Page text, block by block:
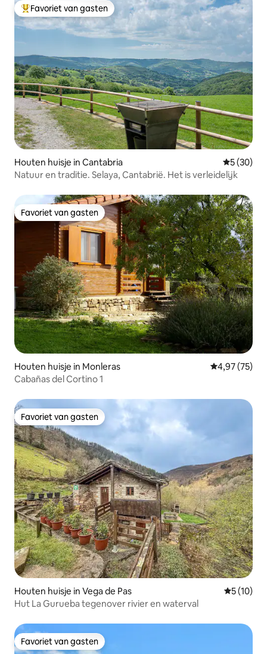
Topfavoriet van gasten
Favoriet van gasten
Houten huisje in Cantabria
5 (30)
Natuur en traditie. Selaya, Cantabrië. Het is verleidelijk
Favoriet van gasten
Favoriet van gasten
Houten huisje in Monleras Gemiddelde
4,97 (75)
Cabañas del Cortino 1
Favoriet van gasten
Favoriet van gasten
Houten huisje in Vega de Pas
5 (10)
Hut La Gurueba tegenover rivier en waterval
Favoriet van gasten
Favoriet van gasten